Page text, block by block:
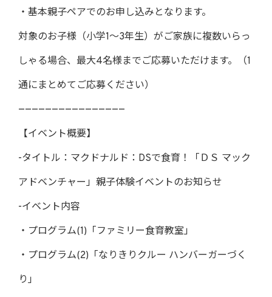
・基本親子ペアでのお申し込みとなります。
対象のお子様（小学1～3年生）がご家族に複数いらっ
しゃる場合、最大4名様までご応募いただけます。（1
通にまとめてご応募ください）
————————————————
【イベント概要】
-タイトル：マクドナルド：DSで食育！「ＤＳ マック
アドベンチャー」親子体験イベントのお知らせ
-イベント内容
・プログラム(1)「ファミリー食育教室」
・プログラム(2)「なりきりクルー ハンバーガーづく
り」